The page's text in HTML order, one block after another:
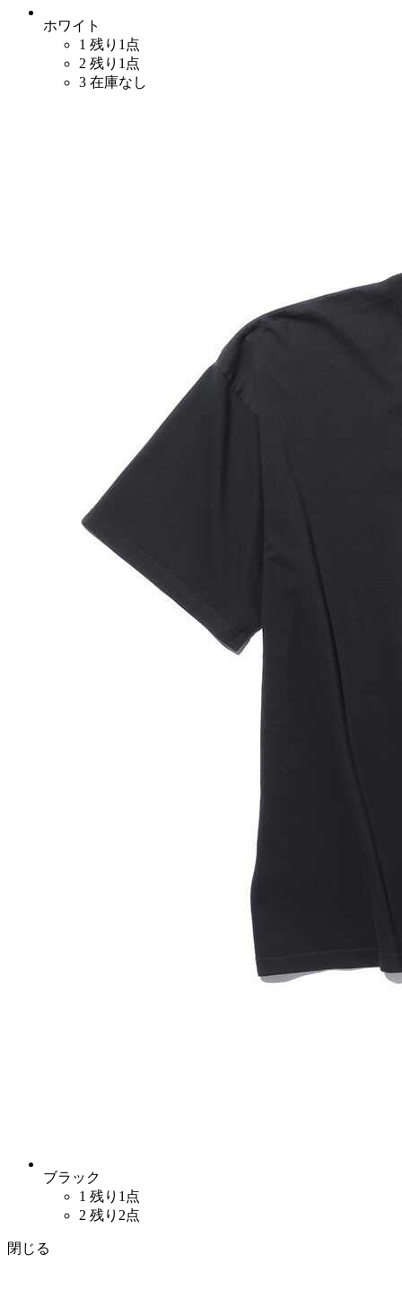
ホワイト
1 残り1点
2 残り1点
3 在庫なし
ブラック
1 残り1点
2 残り2点
閉じる